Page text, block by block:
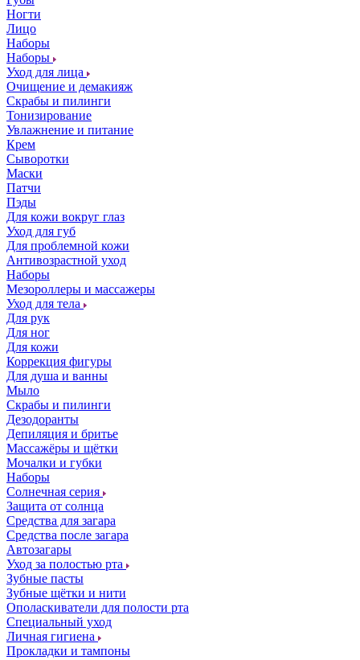
Ногти
Лицо
Наборы
Наборы
Уход для лица
Очищение и демакияж
Скрабы и пилинги
Тонизирование
Увлажнение и питание
Крем
Сыворотки
Маски
Патчи
Пэды
Для кожи вокруг глаз
Уход для губ
Для проблемной кожи
Антивозрастной уход
Наборы
Мезороллеры и массажеры
Уход для тела
Для рук
Для ног
Для кожи
Коррекция фигуры
Для душа и ванны
Мыло
Скрабы и пилинги
Дезодоранты
Депиляция и бритье
Массажёры и щётки
Мочалки и губки
Наборы
Солнечная серия
Защита от солнца
Средства для загара
Средства после загара
Автозагары
Уход за полостью рта
Зубные пасты
Зубные щётки и нити
Ополаскиватели для полости рта
Специальный уход
Личная гигиена
Прокладки и тампоны